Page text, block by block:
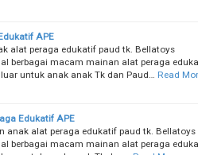
APE
alat peraga edukatif paud tk. Bellatoys
berbagai macam mainan alat peraga
untuk anak anak Tk dan Paud…
Read
Edukatif APE
anak alat peraga edukatif paud tk. Bellatoys
berbagai macam mainan alat peraga